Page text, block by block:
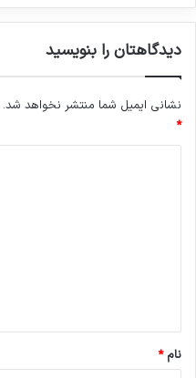
دیدگاهتان را بنویسید
نشانی ایمیل شما منتشر نخواهد شد.
*
نام*